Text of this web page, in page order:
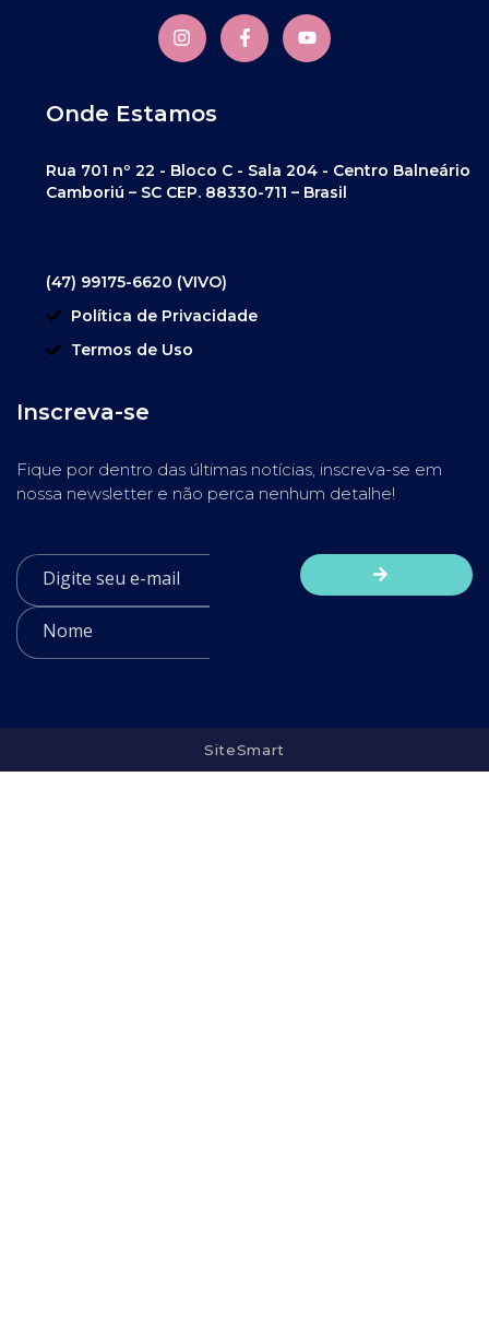
Onde Estamos
Rua 701 nº 22 - Bloco C - Sala 204 - Centro Balneário
Camboriú – SC CEP. 88330-711 – Brasil
(47) 99175-6620 (VIVO)
Política de Privacidade
Termos de Uso
Inscreva-se
Fique por dentro das últimas notícias, inscreva-se em
nossa newsletter e não perca nenhum detalhe!
SiteSmart